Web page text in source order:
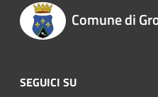
Comune di
SEGUICI SU